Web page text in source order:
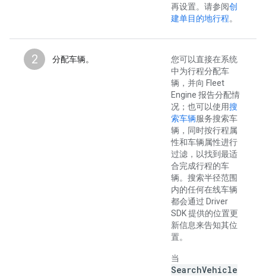
再设置。请参阅创
建单目的地行程。
2 分配车辆。
您可以直接在系统
中为行程分配车
辆，并向 Fleet
Engine 报告分配情
况；也可以使用搜
索车辆服务搜索车
辆，同时按行程属
性和车辆属性进行
过滤，以找到最适
合完成行程的车
辆。搜索半径范围
内的任何在线车辆
都会通过 Driver
SDK 提供的位置更
新信息来告知其位
置。
当
SearchVehicle